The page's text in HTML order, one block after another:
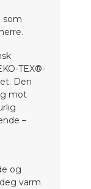
som
TEX®-
Den
mot
–
og
varm